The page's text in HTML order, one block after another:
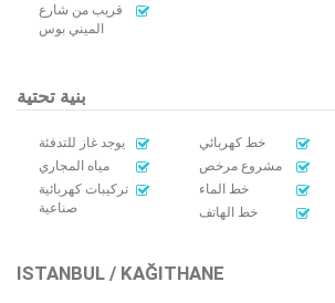
قريب من شارع
الميني بوس
بنية تحتية
يوجد غاز للتدفئة
خط كهربائي
مياه المجاري
مشروع مرخص
تركيبات كهربائية
صناعية
خط الماء
خط الهاتف
ISTANBUL / KAĞITHANE